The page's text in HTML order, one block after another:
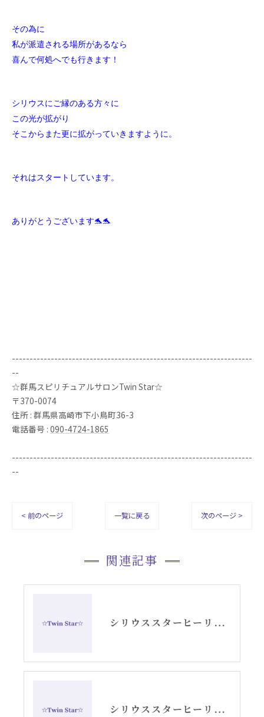
その為に
私が派遣される場所があるなら
喜んで何処へでも行きます！
シリウスにご縁のある方々に
この光が拡がり
そこからまた更に拡がっていきますように。
それはスタートしています。
ありがとうございます🐬🐬
--------------------------------------------------------------------
--
☆群馬スピリチュアルサロンTwin Star☆
〒370-0074
住所 : 群馬県高崎市下小鳥町36-3
電話番号 : 090-4724-1865
--------------------------------------------------------------------
--
< 前のページ 一覧に戻る 次のページ >
関連記事
シリウススターヒーリングのエネルギー伝授
シリウススターヒーリングセカンド伝授〜アチューメント〜